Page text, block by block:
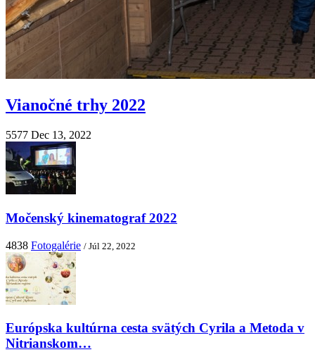
Vianočné trhy 2022
5577 Dec 13, 2022
Močenský kinematograf 2022
4838 Fotogalérie / Júl 22, 2022
Európska kultúrna cesta svätých Cyrila a Metoda v
Nitrianskom…